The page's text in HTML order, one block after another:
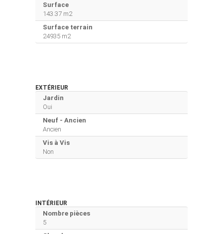
Surface
143.37 m2
Surface terrain
24935 m2
EXTÉRIEUR
Jardin
Oui
Neuf - Ancien
Ancien
Vis à Vis
Non
INTÉRIEUR
Nombre pièces
5